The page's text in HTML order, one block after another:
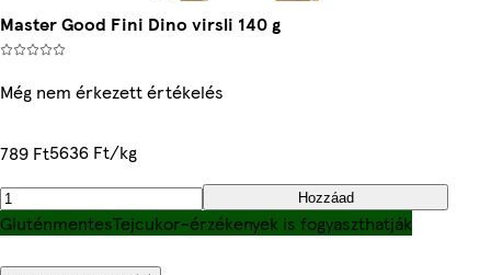
Master Good Fini Dino virsli 140 g
Még nem érkezett értékelés
789 Ft5636 Ft/kg
Hozzáad
GluténmentesTejcukor-érzékenyek is fogyaszthatják